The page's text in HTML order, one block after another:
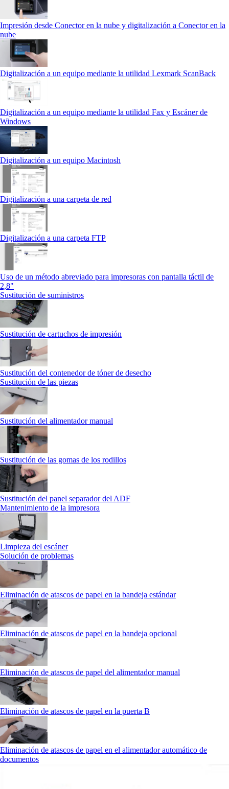
Impresión desde Conector en la nube y digitalización a Conector en la
nube
Digitalización a un equipo mediante la utilidad Lexmark ScanBack
Digitalización a un equipo mediante la utilidad Fax y Escáner de
Windows
Digitalización a un equipo Macintosh
Digitalización a una carpeta de red
Digitalización a una carpeta FTP
Uso de un método abreviado para impresoras con pantalla táctil de
2,8"
Sustitución de suministros
Sustitución de cartuchos de impresión
Sustitución del contenedor de tóner de desecho
Sustitución de las piezas
Sustitución del alimentador manual
Sustitución de las gomas de los rodillos
Sustitución del panel separador del ADF
Mantenimiento de la impresora
Limpieza del escáner
Solución de problemas
Eliminación de atascos de papel en la bandeja estándar
Eliminación de atascos de papel en la bandeja opcional
Eliminación de atascos de papel del alimentador manual
Eliminación de atascos de papel en la puerta B
Eliminación de atascos de papel en el alimentador automático de
documentos